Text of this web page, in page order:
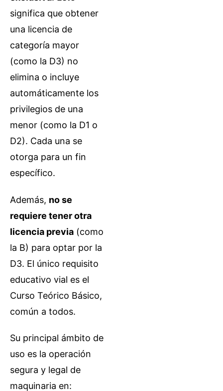
significa que obtener
una licencia de
categoría mayor
(como la D3) no
elimina o incluye
automáticamente los
privilegios de una
menor (como la D1 o
D2). Cada una se
otorga para un fin
específico.
Además, no se
requiere tener otra
licencia previa (como
la B) para optar por la
D3. El único requisito
educativo vial es el
Curso Teórico Básico,
común a todos.
Su principal ámbito de
uso es la operación
segura y legal de
maquinaria en: